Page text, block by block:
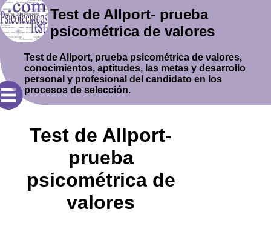
Test de Allport- prueba
psicométrica de valores
Test de Allport, prueba psicométrica de valores,
conocimientos, aptitudes, las metas y desarrollo
personal y profesional del candidato en los
procesos de selección.
Test de Allport-
prueba
psicométrica de
valores